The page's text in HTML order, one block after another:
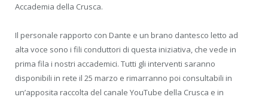
Accademia della Crusca.
Il personale rapporto con Dante e un brano dantesco letto ad
alta voce sono i fili conduttori di questa iniziativa, che vede in
prima fila i nostri accademici. Tutti gli interventi saranno
disponibili in rete il 25 marzo e rimarranno poi consultabili in
un’apposita raccolta del canale YouTube della Crusca e in